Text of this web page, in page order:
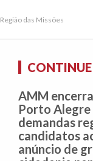
das Missões
AMM
Porto
demandas
candidatos
anúncio de